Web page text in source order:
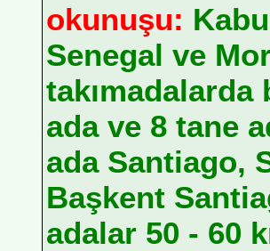
okunuşu:
Senegal ve
ada ve 8 tane
ada Santiago,
Başkent
adalar 50 - 60